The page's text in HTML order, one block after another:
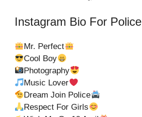
Instagram Bio For
Mr. Perfect
Cool Boy
Photography
Music Lover
Dream Join Police
Respect For Girls